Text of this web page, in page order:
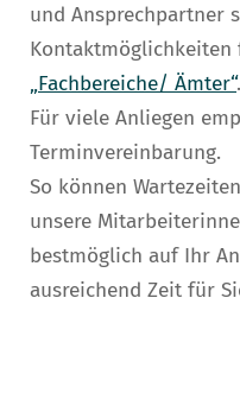
und Ansprechpartner
„Fachbereiche/ Ämter“.
Für viele Anliegen
Terminvereinbarung.
So können
unsere
bestmöglich auf Ihr
ausreichend Zeit für